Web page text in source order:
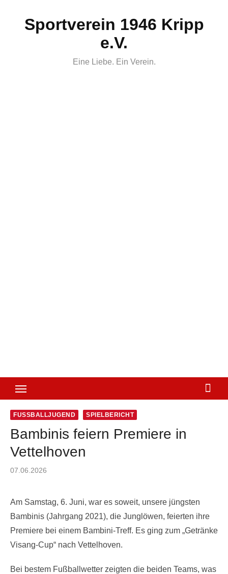
Sportverein 1946 Kripp
e.V.
Eine Liebe. Ein Verein.
FUSSBALLJUGEND SPIELBERICHT
Bambinis feiern Premiere in
Vettelhoven
Posted
07.06.2026
Am Samstag, 6. Juni, war es soweit, unsere jüngsten
Bambinis (Jahrgang 2021), die Junglöwen, feierten ihre
Premiere bei einem Bambini-Treff. Es ging zum „Getränke
Visang-Cup“ nach Vettelhoven.
Bei bestem Fußballwetter zeigten die beiden Teams, was